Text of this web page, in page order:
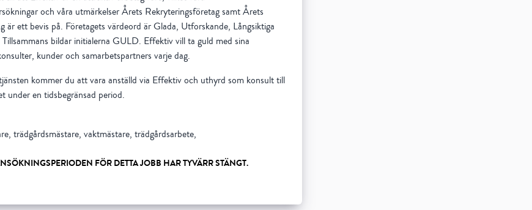
och våra utmärkelser Årets Rekryteringsföretag samt Årets
är ett bevis på. Företagets värdeord är Glada, Utforskande, Långsiktiga
bildar initialerna GULD. Effektiv vill ta guld med sina
kunder och samarbetspartners varje dag.
kommer du att vara anställd via Effektiv och uthyrd som konsult till
under en tidsbegränsad period.
trädgårdsmästare, vaktmästare, trädgårdsarbete,
FÖR DETTA JOBB HAR TYVÄRR STÄNGT.